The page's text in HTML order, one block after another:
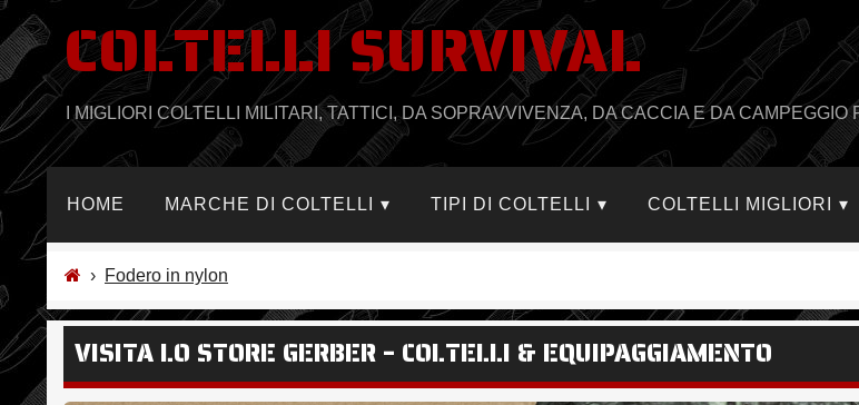
contenuto
COLTELLI SURVIVAL
I MIGLIORI COLTELLI MILITARI, TATTICI, DA SOPRAVVIVENZA, DA CACCIA E DA CAMPEGGIO
HOME MARCHE DI COLTELLI TIPI DI COLTELLI COLTELLI MIGLIORI
› Fodero in nylon
VISITA LO STORE GERBER – COLTELLI & EQUIPAGGIAMENTO